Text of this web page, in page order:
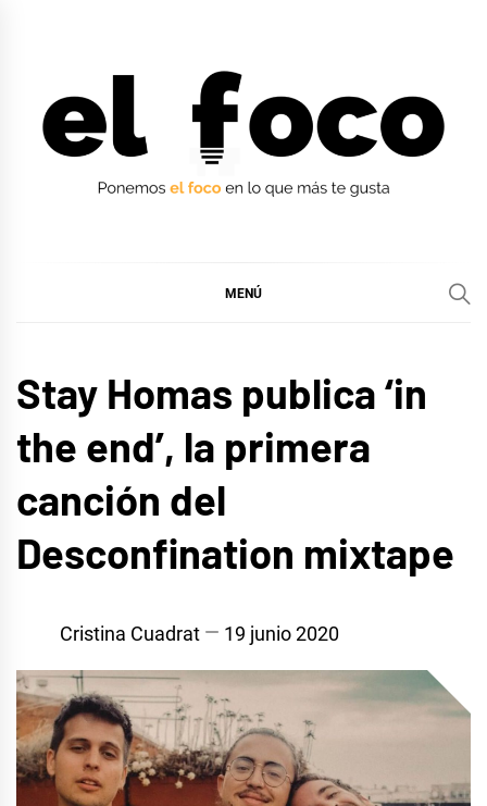
MENÚ
Stay Homas publica ‘in
the end’, la primera
canción del
Desconfination mixtape
Cristina Cuadrat 19 junio 2020